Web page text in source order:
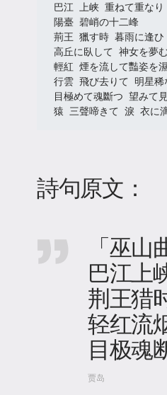
巴江 上峡 重ねて重なり
陽臺 碧峭の十二峰
荊王 獵す時 暮雨に逢ひ
高丘に臥して 神女を夢
輕紅 煙を流して豔姿を
行雲 飛び去りて 明星稀
目極めて魂斷つ 望みて
猿 三聲啼きて 淚 衣に
詩句原文：
「巫山
巴江上
荆王猎
轻红流
目极魂
贾岛